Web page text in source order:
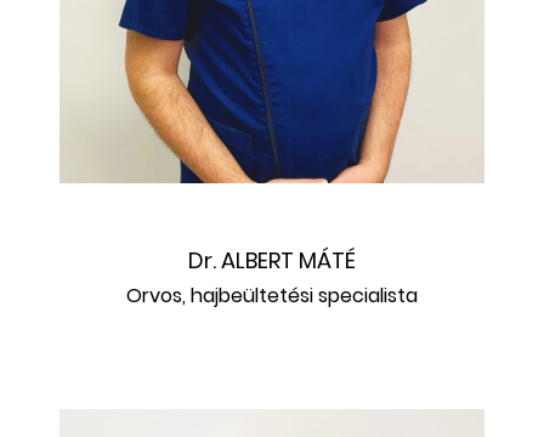
Dr. ALBERT MÁTÉ
Orvos, hajbeültetési specialista